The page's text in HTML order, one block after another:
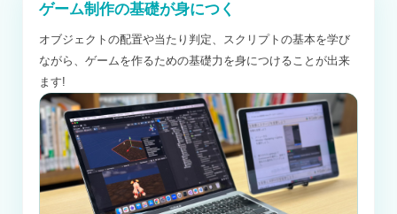
ゲーム制作の基礎が身につく
オブジェクトの配置や当たり判定、スクリプトの基本を学び
ながら、ゲームを作るための基礎力を身につけることが出来
ます!